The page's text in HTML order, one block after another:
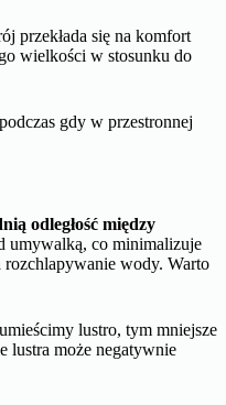
przekłada się na komfort
wielkości w stosunku do
gdy w przestronnej
odległość między
umywalką, co minimalizuje
wody. Warto
lustro, tym mniejsze
lustra może negatywnie